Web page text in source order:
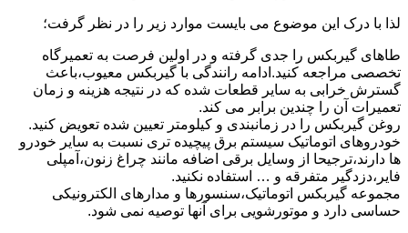
لذا با درک این موضوع می بایست موارد زیر را در نظر گرفت؛
طاهای گیربکس را جدی گرفته و در اولین فرصت به تعمیرگاه
تخصصی مراجعه کنید.ادامه رانندگی با گیربکس معیوب،باعث
گسترش خرابی به سایر قطعات شده که در نتیجه هزینه و زمان
تعمیرات آن را چندین برابر می کند.
روغن گیربکس را در زمانبندی و کیلومتر تعیین شده تعویض کنید.
خودروهای اتوماتیک سیستم برق پیچیده تری نسبت به سایر خودرو
ها دارند،ترجیحا از وسایل برقی اضافه مانند چراغ زنون،آمپلی
فایر،دزدگیر متفرقه و … استفاده نکنید.
مجموعه گیربکس اتوماتیک،سنسورها و مدارهای الکترونیکی
حساسی دارد و موتورشویی برای آنها توصیه نمی شود.